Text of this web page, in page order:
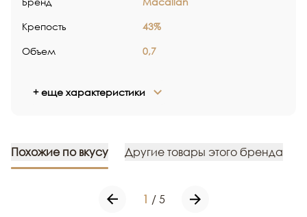
Крепость 43%
Объем 0,7
+ еще характеристики
Похожие по вкусу Другие товары этого бренда
1 / 5